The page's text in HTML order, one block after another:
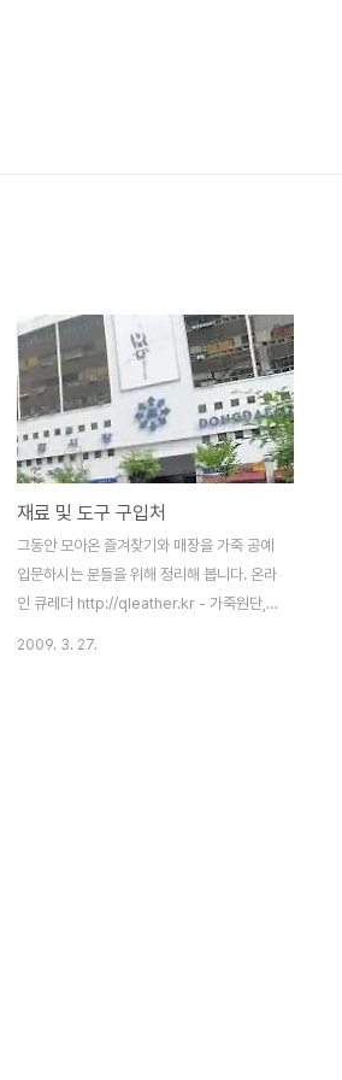
재료 및 도구 구입처
그동안 모아온 즐겨찾기와 매장을 가죽 공예
입문하시는 분들을 위해 정리해 봅니다. 온라
인 큐레더 http://qleather.kr - 가죽원단,
2009. 3. 27.